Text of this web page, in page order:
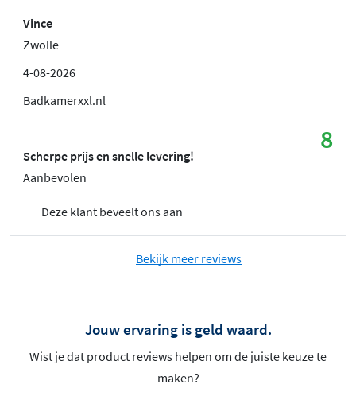
Vince
Zwolle
4-08-2026
Badkamerxxl.nl
8
Scherpe prijs en snelle levering!
Aanbevolen
Deze klant beveelt ons aan
Bekijk meer reviews
Jouw ervaring is geld waard.
Wist je dat product reviews helpen om de juiste keuze te
maken?